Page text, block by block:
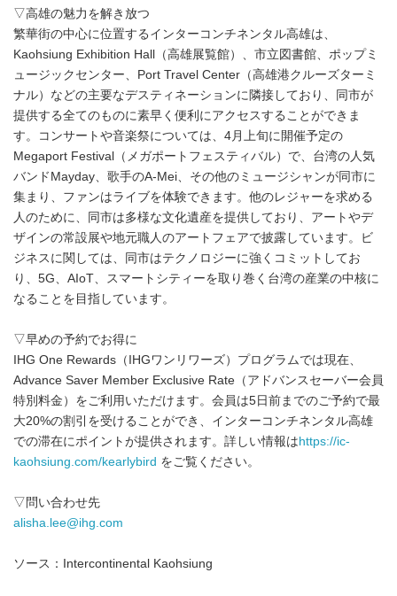
▽高雄の魅力を解き放つ
繁華街の中心に位置するインターコンチネンタル高雄は、
Kaohsiung Exhibition Hall（高雄展覧館）、市立図書館、ポップミ
ュージックセンター、Port Travel Center（高雄港クルーズターミ
ナル）などの主要なデスティネーションに隣接しており、同市が
提供する全てのものに素早く便利にアクセスすることができま
す。コンサートや音楽祭については、4月上旬に開催予定の
Megaport Festival（メガポートフェスティバル）で、台湾の人気
バンドMayday、歌手のA-Mei、その他のミュージシャンが同市に
集まり、ファンはライブを体験できます。他のレジャーを求める
人のために、同市は多様な文化遺産を提供しており、アートやデ
ザインの常設展や地元職人のアートフェアで披露しています。ビ
ジネスに関しては、同市はテクノロジーに強くコミットしてお
り、5G、AIoT、スマートシティーを取り巻く台湾の産業の中核に
なることを目指しています。
▽早めの予約でお得に
IHG One Rewards（IHGワンリワーズ）プログラムでは現在、
Advance Saver Member Exclusive Rate（アドバンスセーバー会員
特別料金）をご利用いただけます。会員は5日前までのご予約で最
大20%の割引を受けることができ、インターコンチネンタル高雄
での滞在にポイントが提供されます。詳しい情報はhttps://ic-
kaohsiung.com/kearlybird をご覧ください。
▽問い合わせ先
alisha.lee@ihg.com
ソース：Intercontinental Kaohsiung